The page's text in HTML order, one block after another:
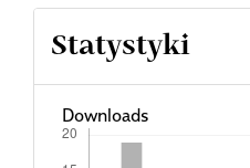
Statystyki
Downloads